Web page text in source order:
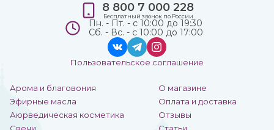
Арома и благовония
Эфирные масла
Аюрведическая косметика
О магазине
Оплата и доставка
Отзывы
8 800 7 000 228
Бесплатный звонок по России
Пн. - Пт. - с 10:00 до 19:30
Сб. - Вс. - с 10:00 до 17:00
Пользовательское соглашение